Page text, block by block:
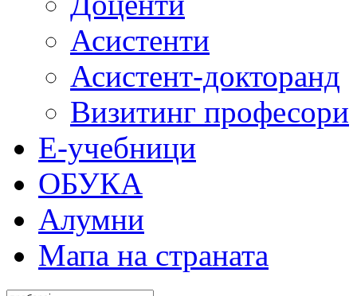
Асистенти
Асистент-докторанд
Визитинг професори
Е-учебници
ОБУКА
Алумни
Мапа на страната